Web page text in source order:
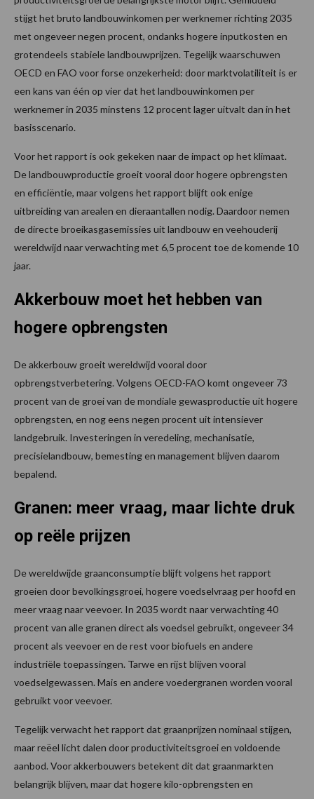
stijgt het bruto landbouwinkomen per werknemer richting 2035
met ongeveer negen procent, ondanks hogere inputkosten en
grotendeels stabiele landbouwprijzen. Tegelijk waarschuwen
OECD en FAO voor forse onzekerheid: door marktvolatiliteit is er
een kans van één op vier dat het landbouwinkomen per
werknemer in 2035 minstens 12 procent lager uitvalt dan in het
basisscenario.
Voor het rapport is ook gekeken naar de impact op het klimaat.
De landbouwproductie groeit vooral door hogere opbrengsten
en efficiëntie, maar volgens het rapport blijft ook enige
uitbreiding van arealen en dieraantallen nodig. Daardoor nemen
de directe broeikasgasemissies uit landbouw en veehouderij
wereldwijd naar verwachting met 6,5 procent toe de komende 10
jaar.
Akkerbouw moet het hebben van
hogere opbrengsten
De akkerbouw groeit wereldwijd vooral door
opbrengstverbetering. Volgens OECD-FAO komt ongeveer 73
procent van de groei van de mondiale gewasproductie uit hogere
opbrengsten, en nog eens negen procent uit intensiever
landgebruik. Investeringen in veredeling, mechanisatie,
precisielandbouw, bemesting en management blijven daarom
bepalend.
Granen: meer vraag, maar lichte druk
op reële prijzen
De wereldwijde graanconsumptie blijft volgens het rapport
groeien door bevolkingsgroei, hogere voedselvraag per hoofd en
meer vraag naar veevoer. In 2035 wordt naar verwachting 40
procent van alle granen direct als voedsel gebruikt, ongeveer 34
procent als veevoer en de rest voor biofuels en andere
industriële toepassingen. Tarwe en rijst blijven vooral
voedselgewassen. Mais en andere voedergranen worden vooral
gebruikt voor veevoer.
Tegelijk verwacht het rapport dat graanprijzen nominaal stijgen,
maar reëel licht dalen door productiviteitsgroei en voldoende
aanbod. Voor akkerbouwers betekent dit dat graanmarkten
belangrijk blijven, maar dat hogere kilo-opbrengsten en